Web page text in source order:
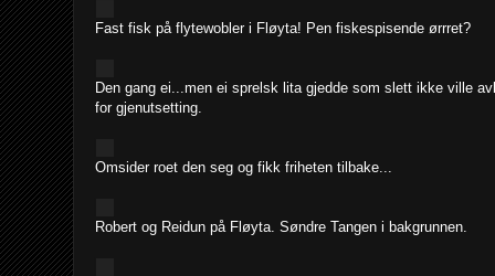
Fast fisk på flytewobler i Fløyta! Pen fiskespisende ørrret?
Den gang ei...men ei sprelsk lita gjedde som slett ikke ville
for gjenutsetting.
Omsider roet den seg og fikk friheten tilbake...
Robert og Reidun på Fløyta. Søndre Tangen i bakgrunnen.